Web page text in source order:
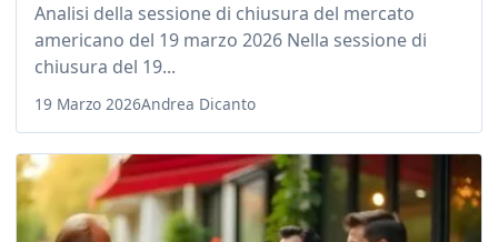
Analisi della sessione di chiusura del mercato
americano del 19 marzo 2026 Nella sessione di
chiusura del 19...
19 Marzo 2026Andrea Dicanto